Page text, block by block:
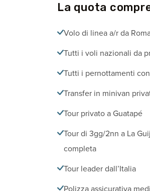
La quota
Volo di linea a/r da
Tutti i voli nazionali da
Tutti i pernottamenti
Transfer in minivan
Tour privato a Guatapé
Tour di 3gg/2nn a La
completa
Tour leader dall’Italia
Polizza assicurativa